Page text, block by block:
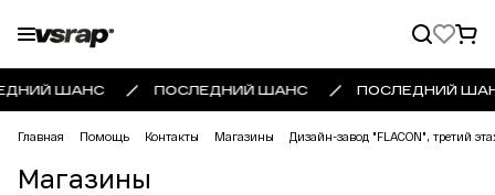
ШАНС ПОСЛЕДНИЙ ШАНС ПОСЛЕДНИЙ
Главная Помощь Контакты Магазины Дизайн-завод "FLACON", третий
Магазины